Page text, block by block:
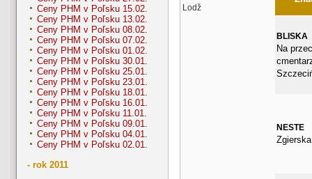
Ceny PHM v Poľsku 15.02.
Ceny PHM v Poľsku 13.02.
Ceny PHM v Poľsku 08.02.
Ceny PHM v Poľsku 07.02.
Ceny PHM v Poľsku 01.02.
Ceny PHM v Poľsku 30.01.
Ceny PHM v Poľsku 25.01.
Ceny PHM v Poľsku 23.01.
Ceny PHM v Poľsku 18.01.
Ceny PHM v Poľsku 16.01.
Ceny PHM v Poľsku 11.01.
Ceny PHM v Poľsku 09.01.
Ceny PHM v Poľsku 04.01.
Ceny PHM v Poľsku 02.01.
- rok 2011
Lodž
BLISKA
Na
NESTE